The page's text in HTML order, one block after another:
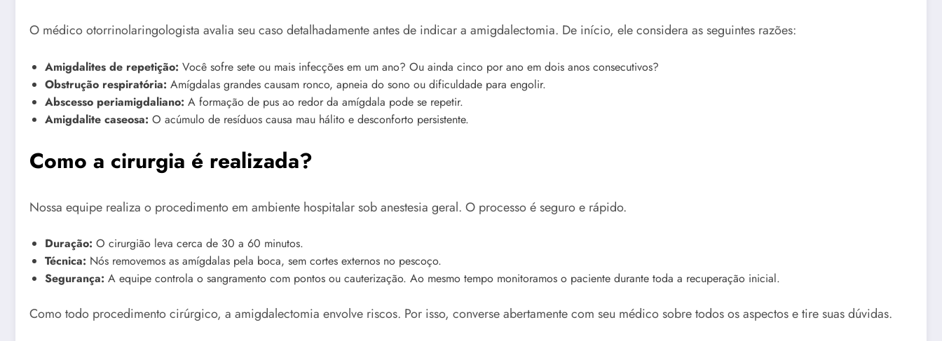
O médico otorrinolaringologista avalia seu caso detalhadamente antes de indicar a amigdalectomia. De início, ele considera as seguintes razões:
Amigdalites de repetição: Você sofre sete ou mais infecções em um ano? Ou ainda cinco por ano em dois anos consecutivos?
Obstrução respiratória: Amígdalas grandes causam ronco, apneia do sono ou dificuldade para engolir.
Abscesso periamigdaliano: A formação de pus ao redor da amígdala pode se repetir.
Amigdalite caseosa: O acúmulo de resíduos causa mau hálito e desconforto persistente.
Como a cirurgia é realizada?
Nossa equipe realiza o procedimento em ambiente hospitalar sob anestesia geral. O processo é seguro e rápido.
Duração: O cirurgião leva cerca de 30 a 60 minutos.
Técnica: Nós removemos as amígdalas pela boca, sem cortes externos no pescoço.
Segurança: A equipe controla o sangramento com pontos ou cauterização. Ao mesmo tempo monitoramos o paciente durante toda a recuperação inicial.
Como todo procedimento cirúrgico, a amigdalectomia envolve riscos. Por isso, converse abertamente com seu médico sobre todos os aspectos e tire suas dúvidas.